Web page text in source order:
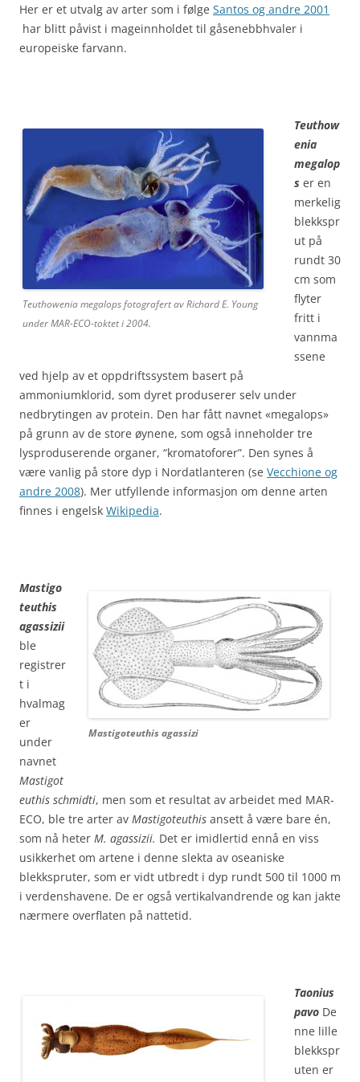
Her er et utvalg av arter som i følge Santos og andre 2001
har blitt påvist i mageinnholdet til gåsenebbhvaler i
europeiske farvann.
Teuthowenia megalops fotografert av Richard E. Young
under MAR-ECO-toktet i 2004.
Teuthow
enia
megalop
s er en
merkelig
blekkspr
ut på
rundt 30
cm som
flyter
fritt i
vannma
ssene
ved hjelp av et oppdriftssystem basert på
ammoniumklorid, som dyret produserer selv under
nedbrytingen av protein. Den har fått navnet «megalops»
på grunn av de store øynene, som også inneholder tre
lysproduserende organer, “kromatoforer”. Den synes å
være vanlig på store dyp i Nordatlanteren (se Vecchione og
andre 2008). Mer utfyllende informasjon om denne arten
finnes i engelsk Wikipedia.
Mastigoteuthis agassizi
Mastigo
teuthis
agassizii
ble
registrer
t i
hvalmag
er
under
navnet
Mastigot
euthis schmidti, men som et resultat av arbeidet med MAR-
ECO, ble tre arter av Mastigoteuthis ansett å være bare én,
som nå heter M. agassizii. Det er imidlertid ennå en viss
usikkerhet om artene i denne slekta av oseaniske
blekkspruter, som er vidt utbredt i dyp rundt 500 til 1000 m
i verdenshavene. De er også vertikalvandrende og kan jakte
nærmere overflaten på nattetid.
Taonius
pavo De
nne lille
blekkspr
uten er